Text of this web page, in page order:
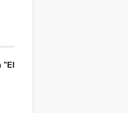
"El